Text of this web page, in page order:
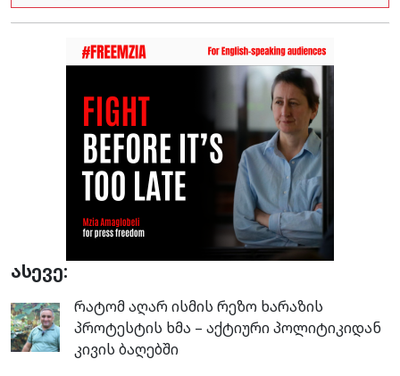
ასევე:
რატომ აღარ ისმის რეზო ხარაზის
პროტესტის ხმა – აქტიური პოლიტიკიდან
კივის ბაღებში